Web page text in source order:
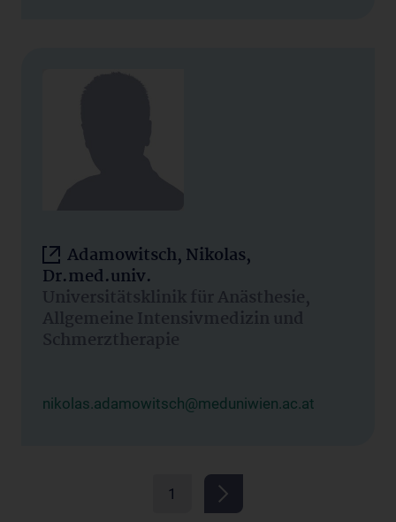
Adamowitsch, Nikolas,
Dr.med.univ.
Universitätsklinik für Anästhesie,
Allgemeine Intensivmedizin und
Schmerztherapie
nikolas.adamowitsch@meduniwien.ac.at
1